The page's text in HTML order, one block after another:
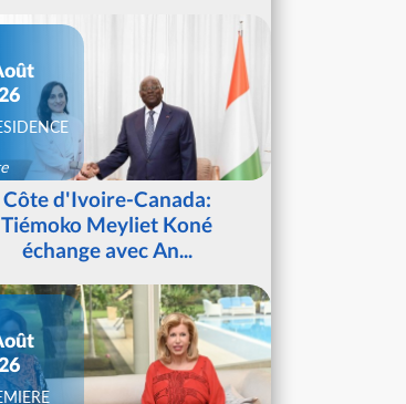
Côte d'Ivoire-Canada:
Tiémoko Meyliet Koné
échange avec An...